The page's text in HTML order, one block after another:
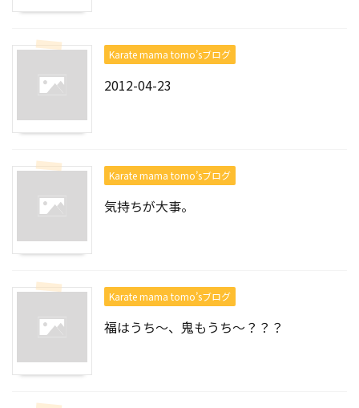
Karate mama tomo’sブログ
2012-04-23
Karate mama tomo’sブログ
気持ちが大事。
Karate mama tomo’sブログ
福はうち～、鬼もうち～？？？